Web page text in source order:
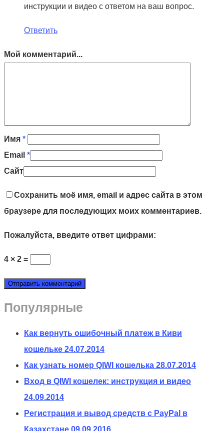
инструкции и видео с ответом на ваш вопрос.
Ответить
Мой комментарий...
Имя *
Email *
Сайт
Сохранить моё имя, email и адрес сайта в этом
браузере для последующих моих комментариев.
Пожалуйста, введите ответ цифрами:
4 × 2 =
Популярные
Как вернуть ошибочный платеж в Киви
кошельке 24.07.2014
Как узнать номер QIWI кошелька 28.07.2014
Вход в QIWI кошелек: инструкция и видео
24.09.2014
Регистрация и вывод средств с PayPal в
Казахстане 09.09.2016